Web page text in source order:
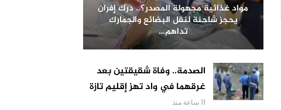
مواد غذائية مجهولة المصدر؟.. درك إفران
يحجز شاحنة لنقل البضائع والجمارك
تداهم…
الصدمة.. وفاة شقيقتين بعد
غرقهما في واد تهز إقليم تازة
11 ساعة منذ